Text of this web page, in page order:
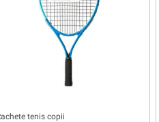
tenis copii